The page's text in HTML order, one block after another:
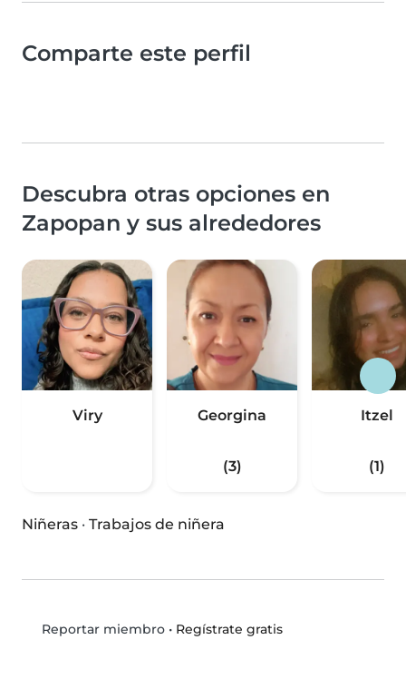
Comparte este perfil
Descubra otras opciones en
Zapopan y sus alrededores
Viry Georgina
(3)
Itzel
(1)
Niñeras · Trabajos de niñera
Reportar miembro• Regístrate gratis